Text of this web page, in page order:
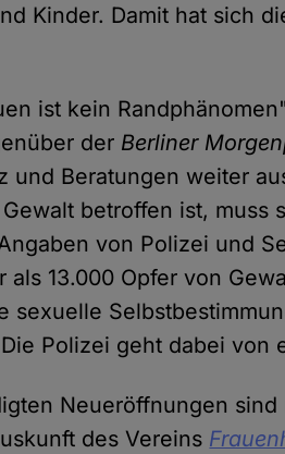
Kinder. Damit hat sich
ist kein
der Berliner
und Beratungen weiter
betroffen ist, muss
von Polizei und
als 13.000 Opfer von
sexuelle
Polizei geht dabei von
Neueröffnungen
des Vereins